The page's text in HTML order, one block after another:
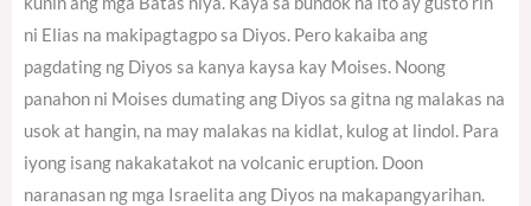
ni Elias na makipagtagpo sa Diyos. Pero kakaiba ang
pagdating ng Diyos sa kanya kaysa kay Moises. Noong
panahon ni Moises dumating ang Diyos sa gitna ng malakas na
usok at hangin, na may malakas na kidlat, kulog at lindol. Para
iyong isang nakakatakot na volcanic eruption. Doon
naranasan ng mga Israelita ang Diyos na makapangyarihan.